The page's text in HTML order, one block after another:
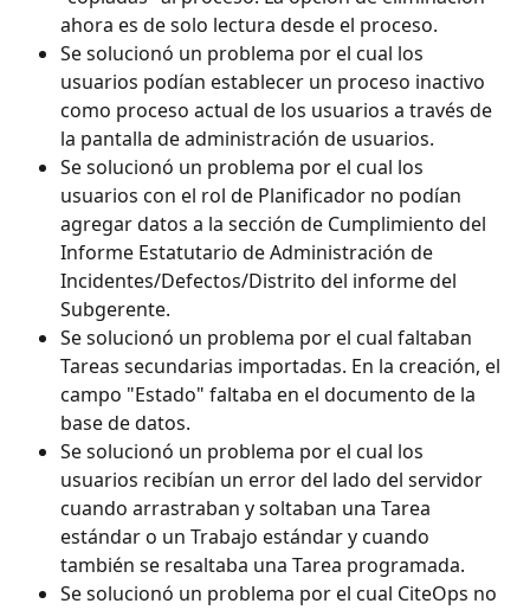
ahora es de solo lectura desde el proceso.
Se solucionó un problema por el cual los
usuarios podían establecer un proceso inactivo
como proceso actual de los usuarios a través de
la pantalla de administración de usuarios.
Se solucionó un problema por el cual los
usuarios con el rol de Planificador no podían
agregar datos a la sección de Cumplimiento del
Informe Estatutario de Administración de
Incidentes/Defectos/Distrito del informe del
Subgerente.
Se solucionó un problema por el cual faltaban
Tareas secundarias importadas. En la creación, el
campo "Estado" faltaba en el documento de la
base de datos.
Se solucionó un problema por el cual los
usuarios recibían un error del lado del servidor
cuando arrastraban y soltaban una Tarea
estándar o un Trabajo estándar y cuando
también se resaltaba una Tarea programada.
Se solucionó un problema por el cual CiteOps no